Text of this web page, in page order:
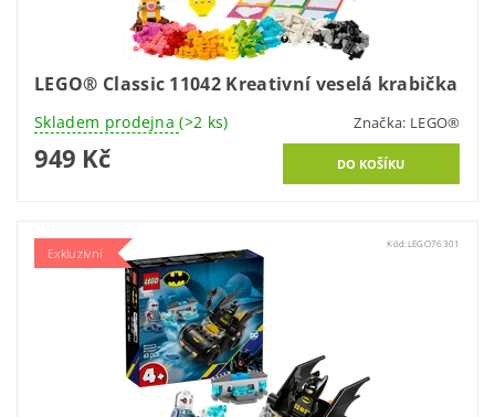
LEGO® Classic 11042 Kreativní veselá krabička
Skladem prodejna(>2 ks) Značka: LEGO®
949 Kč
Exkluzivní
Kód:LEGO76301